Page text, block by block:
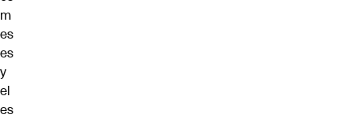
m
es
es
y
el
es